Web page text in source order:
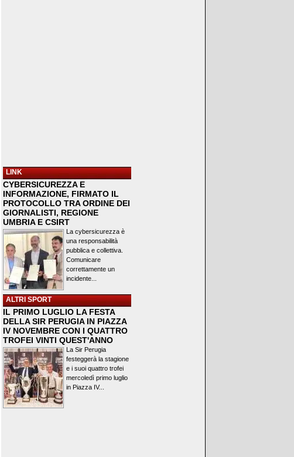
LINK
CYBERSICUREZZA E
INFORMAZIONE, FIRMATO IL
PROTOCOLLO TRA ORDINE DEI
GIORNALISTI, REGIONE
UMBRIA E CSIRT
La cybersicurezza è
una responsabilità
pubblica e collettiva.
Comunicare
correttamente un
incidente...
ALTRI SPORT
IL PRIMO LUGLIO LA FESTA
DELLA SIR PERUGIA IN PIAZZA
IV NOVEMBRE CON I QUATTRO
TROFEI VINTI QUEST'ANNO
La Sir Perugia
festeggerà la stagione
e i suoi quattro trofei
mercoledì primo luglio
in Piazza IV...